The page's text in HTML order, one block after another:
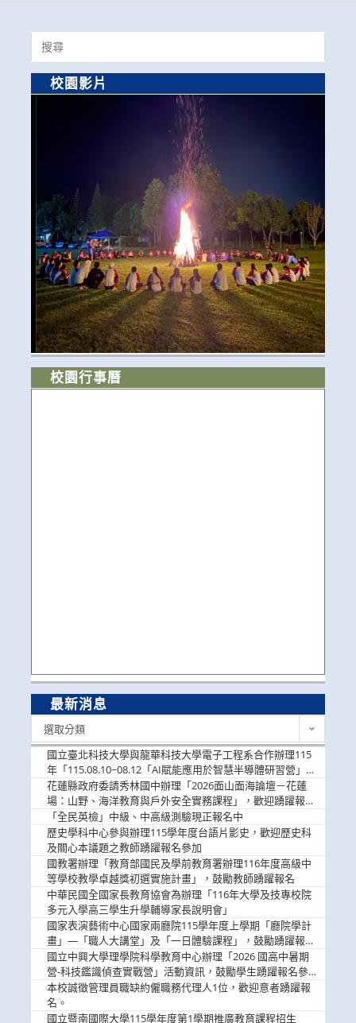
Search
for:
校園影片
校園行事曆
最新消息
選取分類
國立臺北科技大學與龍華科技大學電子工程系合作辦理115
年「115.08.10~08.12「AI賦能應用於智慧半導體研習營」，
歡迎學生踴躍報名參加
花蓮縣政府委請秀林國中辦理「2026面山面海論壇－花蓮
場：山野、海洋教育與戶外安全實務課程」，歡迎踴躍報名
參加
「全民英檢」中級、中高級測驗現正報名中
歷史學科中心參與辦理115學年度台語片影史，歡迎歷史科
及關心本議題之教師踴躍報名參加
國教署辦理「教育部國民及學前教育署辦理116年度高級中
等學校教學卓越獎初選實施計畫」，鼓勵教師踴躍報名
中華民國全國家長教育協會為辦理「116年大學及技專校院
多元入學高三學生升學輔導家長說明會」
國家表演藝術中心國家兩廳院115學年度上學期「廳院學計
畫」—「職人大講堂」及「一日體驗課程」，鼓勵踴躍報名
參與。
國立中興大學理學院科學教育中心辦理「2026 國高中暑期
營-科技鑑識偵查實戰營」活動資訊，鼓勵學生踴躍報名參
加。
本校誠徵管理員職缺約僱職務代理人1位，歡迎意者踴躍報
名。
國立暨南國際大學115學年度第1學期推廣教育課程招生